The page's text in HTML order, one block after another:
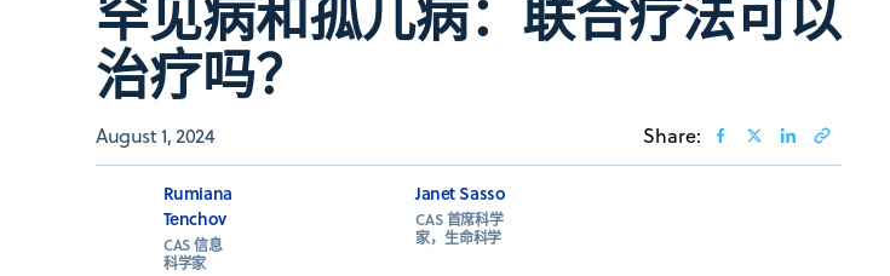
治疗吗？
August 1, 2024 Share:
Rumiana
Tenchov
CAS 信息
科学家
Janet Sasso
CAS 首席科学
家，生命科学